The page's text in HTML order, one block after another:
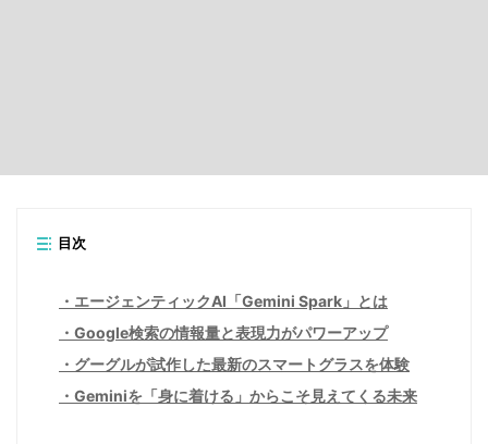
目次
エージェンティックAI「Gemini Spark」とは
Google検索の情報量と表現力がパワーアップ
グーグルが試作した最新のスマートグラスを体験
Geminiを「身に着ける」からこそ見えてくる未来